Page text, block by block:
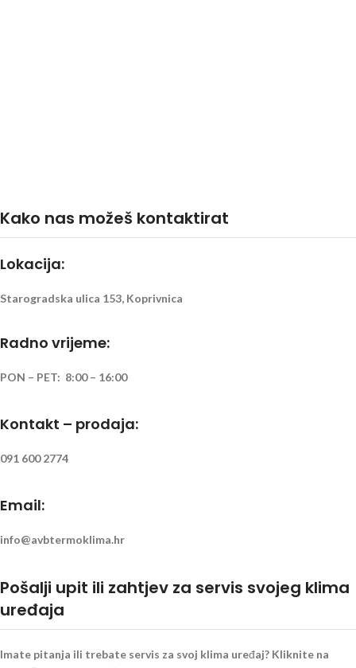
Kako nas možeš kontaktirat
Lokacija:
Starogradska ulica 153, Koprivnica
Radno vrijeme:
PON – PET: 8:00 – 16:00
Kontakt – prodaja:
091 600 2774
Email:
info@avbtermoklima.hr
Pošalji upit ili zahtjev za servis svojeg klima
uređaja
Imate pitanja ili trebate servis za svoj klima uređaj? Kliknite na